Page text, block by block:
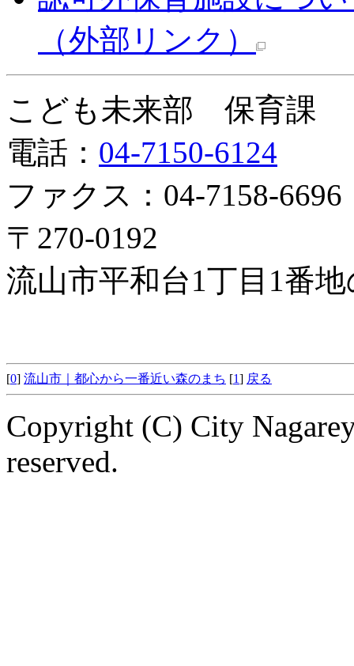
（外部リンク）
こども未来部 保育課
電話： 04-7150-6124
ファクス：04-7158-6696
〒270-0192
流山市平和台1丁目1番
[0] 流山市｜都心から一番近い森のまち [1] 戻る
Copyright (C) City
reserved.